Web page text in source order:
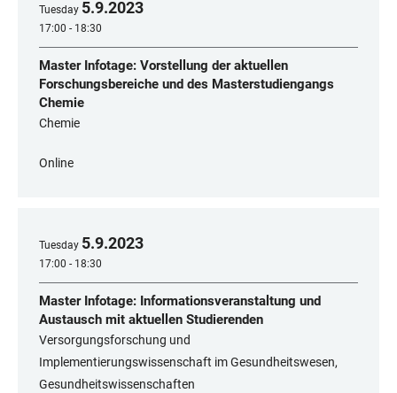
Tuesday 5.9.2023
17:00 - 18:30
Master Infotage: Vorstellung der aktuellen
Forschungsbereiche und des Masterstudiengangs
Chemie
Chemie
Online
Tuesday 5.9.2023
17:00 - 18:30
Master Infotage: Informationsveranstaltung und
Austausch mit aktuellen Studierenden
Versorgungsforschung und
Implementierungswissenschaft im Gesundheitswesen,
Gesundheitswissenschaften